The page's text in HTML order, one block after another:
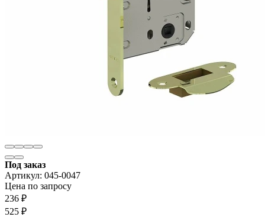
Под заказ
Артикул: 045-0047
Цена по запросу
236 ₽
525 ₽